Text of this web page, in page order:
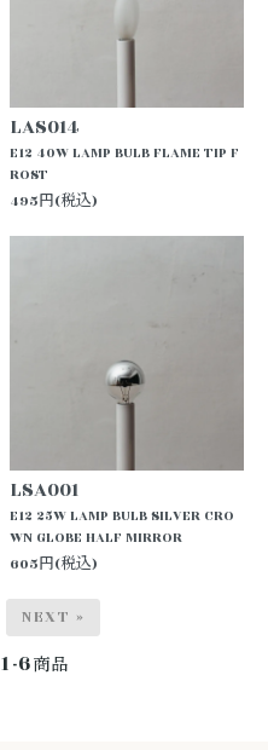
LAS014
E12 40W LAMP BULB FLAME TIP F
ROST
495円(税込)
LSA001
E12 25W LAMP BULB SILVER CRO
WN GLOBE HALF MIRROR
605円(税込)
NEXT »
1-6商品